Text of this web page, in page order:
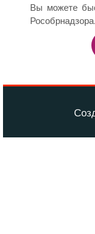
Вы можете
Рособрнадзора.